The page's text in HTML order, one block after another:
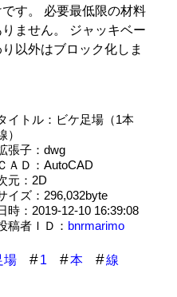
です。 必要最低限の材料
りません。 ジャッキベー
り以外はブロック化しま
イトル：ビケ足場（1本
）
張子：dwg
ＡＤ：AutoCAD
元：2D
イズ：296,032byte
時：2019-12-10 16:39:08
稿者ＩＤ： bnrmarimo
場 1 本 線